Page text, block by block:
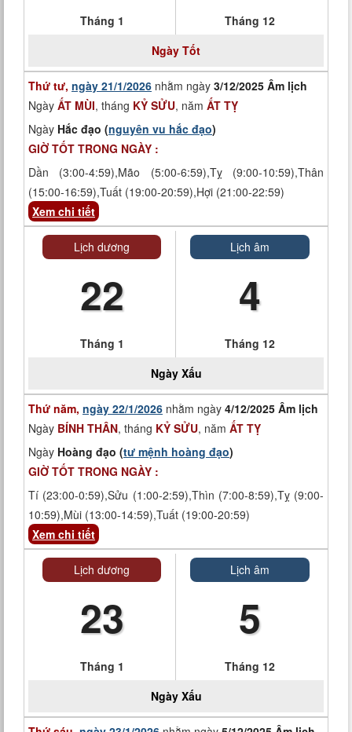
Tháng 1
Tháng 12
Ngày Tốt
Thứ tư, ngày 21/1/2026 nhằm ngày 3/12/2025 Âm lịch
Ngày ẤT MÙI, tháng KỶ SỬU, năm ẤT TỴ
Ngày Hắc đạo (nguyên vu hắc đạo)
GIỜ TỐT TRONG NGÀY :
Dần (3:00-4:59),Mão (5:00-6:59),Tỵ (9:00-10:59),Thân
(15:00-16:59),Tuất (19:00-20:59),Hợi (21:00-22:59)
Xem chi tiết
Lịch dương
22
Tháng 1
Lịch âm
4
Tháng 12
Ngày Xấu
Thứ năm, ngày 22/1/2026 nhằm ngày 4/12/2025 Âm lịch
Ngày BÍNH THÂN, tháng KỶ SỬU, năm ẤT TỴ
Ngày Hoàng đạo (tư mệnh hoàng đạo)
GIỜ TỐT TRONG NGÀY :
Tí (23:00-0:59),Sửu (1:00-2:59),Thìn (7:00-8:59),Tỵ (9:00-
10:59),Mùi (13:00-14:59),Tuất (19:00-20:59)
Xem chi tiết
Lịch dương
23
Tháng 1
Lịch âm
5
Tháng 12
Ngày Xấu